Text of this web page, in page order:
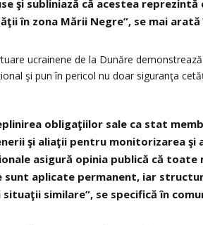
şi subliniază că acestea
în zona Mării Negre”, se mai
ucrainene de la Dunăre
şi pun în pericol nu doar siguranţa
obligaţiilor sale ca stat
şi aliaţii pentru monitorizarea şi
asigură opinia publică că toate
aplicate permanent, iar
similare”, se specifică în